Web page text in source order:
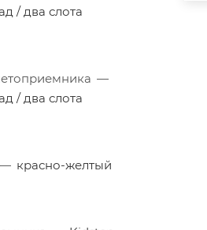
/ два слота
—
/ два слота
— красно-желтый